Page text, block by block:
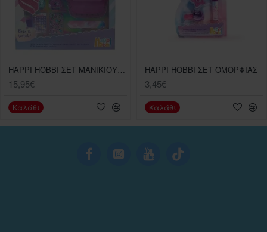
HAPPI HOBBI ΣΕΤ ΜΑΝΙΚΙΟΥΡ ΜΕ ΦΟΥΡΝΑΚΙ
15,95€
Καλάθι
HAPPI HOBBI ΣΕΤ ΟΜΟΡΦΙΑΣ
3,45€
Καλάθι